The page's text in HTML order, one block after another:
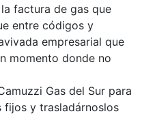
factura de gas que
entre códigos y
empresarial que
momento donde no
Gas del Sur para
fijos y trasladárnoslos